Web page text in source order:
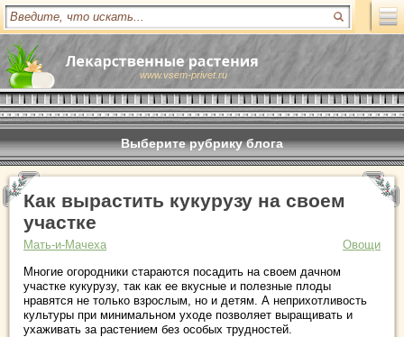
www.vsem-privet.ru
Выберите рубрику блога
Как вырастить кукурузу на своем
участке
Мать-и-Мачеха
Овощи
Многие огородники стараются посадить на своем дачном
участке кукурузу, так как ее вкусные и полезные плоды
нравятся не только взрослым, но и детям. А неприхотливость
культуры при минимальном уходе позволяет выращивать и
ухаживать за растением без особых трудностей.